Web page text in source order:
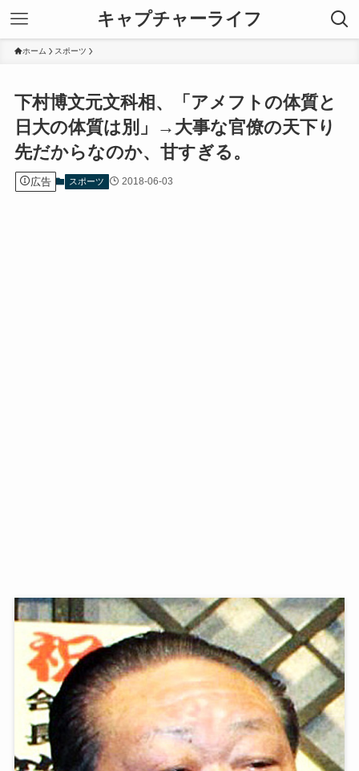
キャプチャーライフ
ホーム スポーツ
下村博文元文科相、「アメフトの体質と
日大の体質は別」→大事な官僚の天下り
先だからなのか、甘すぎる。
広告 スポーツ 2018-06-03